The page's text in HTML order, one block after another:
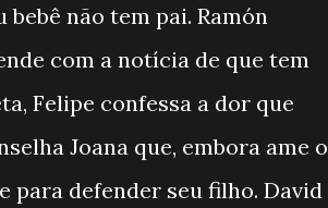
não tem pai. Ramón
com a notícia de que tem
Felipe confessa a dor que
Joana que, embora ame o
para defender seu filho. David